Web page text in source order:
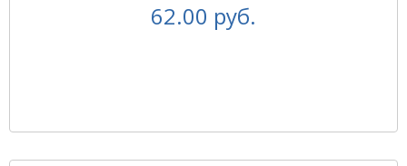
62.00 руб.